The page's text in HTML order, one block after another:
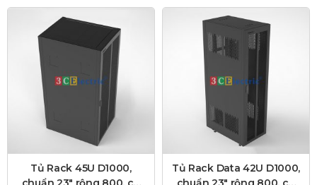
Tủ Rack 45U D1000,
Tủ Rack Data 42U D1000,